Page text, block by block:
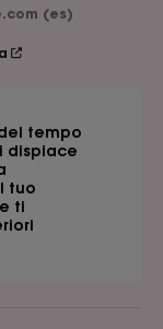
(es)
tempo
dispiace
tuo
ti